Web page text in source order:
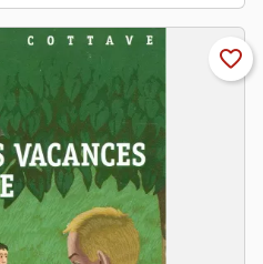
favorite_border